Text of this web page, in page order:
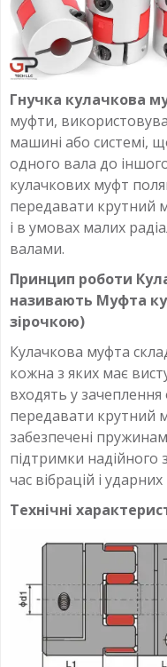
Гнучка кулачкова
муфти,
машині або системі,
одного вала до
кулачкових муфт
передавати крутний
і в умовах малих
валами.
Принцип роботи
називають Муфта
зірочкою)
Кулачкова муфта
кожна з яких має
входять у
передавати крутний
забезпечені
підтримки надійного
час вібрацій і
Технічні